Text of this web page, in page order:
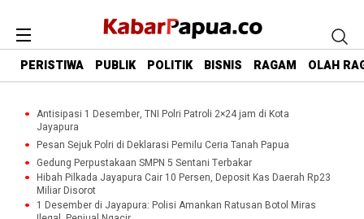
PERISTIWA PUBLIK POLITIK BISNIS RAGAM OLAH
Antisipasi 1 Desember, TNI Polri Patroli 2×24 jam di Kota
Jayapura
Pesan Sejuk Polri di Deklarasi Pemilu Ceria Tanah Papua
Gedung Perpustakaan SMPN 5 Sentani Terbakar
Hibah Pilkada Jayapura Cair 10 Persen, Deposit Kas Daerah Rp23
Miliar Disorot
1 Desember di Jayapura: Polisi Amankan Ratusan Botol Miras